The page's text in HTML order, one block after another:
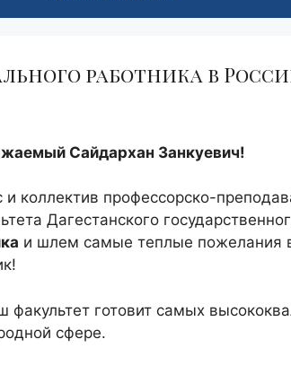
работника в
Сайдархан Занкуевич!
коллектив профессорско-
Дагестанского
и шлем самые теплые пожелания
факультет готовит самых
сфере.